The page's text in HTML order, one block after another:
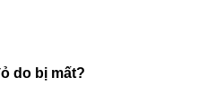
do bị mất?